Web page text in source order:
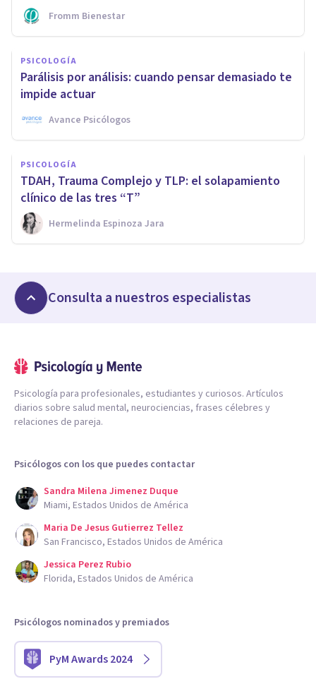
Fromm Bienestar
PSICOLOGÍA
Parálisis por análisis: cuando pensar demasiado te
impide actuar
Avance Psicólogos
PSICOLOGÍA
TDAH, Trauma Complejo y TLP: el solapamiento
clínico de las tres “T”
Hermelinda Espinoza Jara
Consulta a nuestros especialistas
Psicología para profesionales, estudiantes y curiosos. Artículos
diarios sobre salud mental, neurociencias, frases célebres y
relaciones de pareja.
Psicólogos con los que puedes contactar
Sandra Milena Jimenez Duque
Miami, Estados Unidos de América
Maria De Jesus Gutierrez Tellez
San Francisco, Estados Unidos de América
Jessica Perez Rubio
Florida, Estados Unidos de América
Psicólogos nominados y premiados
PyM Awards 2024